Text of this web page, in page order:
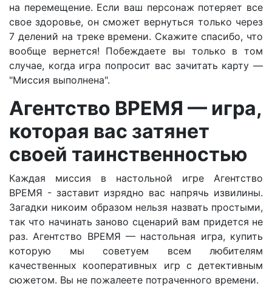
на перемещение. Если ваш персонаж потеряет все
свое здоровье, он сможет вернуться только через
7 делений на треке времени. Скажите спасибо, что
вообще вернется! Побеждаете вы только в том
случае, когда игра попросит вас зачитать карту —
"Миссия выполнена".
Агентство ВРЕМЯ — игра,
которая вас затянет
своей таинственностью
Каждая миссия в настольной игре Агентство
ВРЕМЯ - заставит изрядно вас напрячь извилины.
Загадки никоим образом нельзя назвать простыми,
так что начинать заново сценарий вам придется не
раз. Агентство ВРЕМЯ — настольная игра, купить
которую мы советуем всем любителям
качественных кооперативных игр с детективным
сюжетом. Вы не пожалеете потраченного времени.